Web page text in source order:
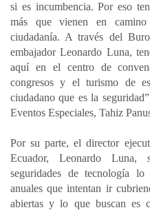
si es incumbencia. Por eso
más que vienen en
ciudadanía. A través del
embajador Leonardo Luna,
aquí en el centro de
congresos y el turismo de
ciudadano que es la
Eventos Especiales, Tahiz
Por su parte, el director
Ecuador, Leonardo Luna,
seguridades de tecnología
anuales que intentan ir
abiertas y lo que buscan es